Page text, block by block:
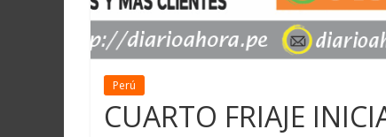
Perú
CUARTO FRIAJE